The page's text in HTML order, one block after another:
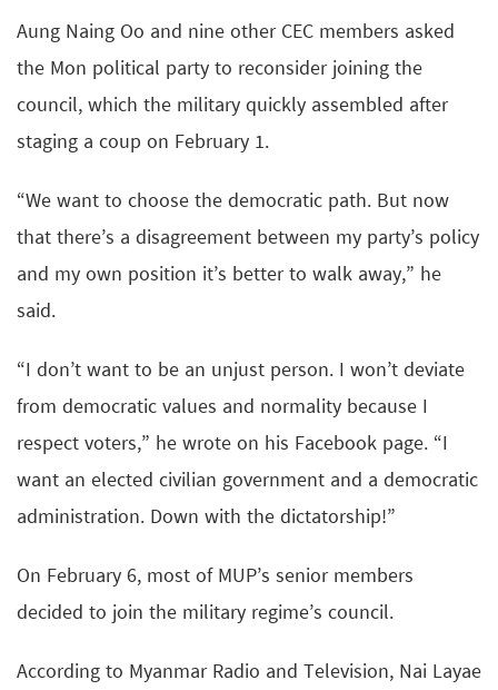
Aung Naing Oo and nine other CEC members asked
the Mon political party to reconsider joining the
council, which the military quickly assembled after
staging a coup on February 1.
“We want to choose the democratic path. But now
that there’s a disagreement between my party’s policy
and my own position it’s better to walk away,” he
said.
“I don’t want to be an unjust person. I won’t deviate
from democratic values and normality because I
respect voters,” he wrote on his Facebook page. “I
want an elected civilian government and a democratic
administration. Down with the dictatorship!”
On February 6, most of MUP’s senior members
decided to join the military regime’s council.
According to Myanmar Radio and Television, Nai Layae